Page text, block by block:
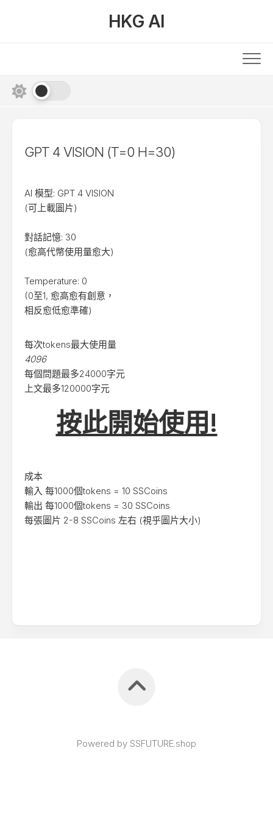
HKG AI
GPT 4 VISION (T=0 H=30)
AI 模型: GPT 4 VISION
(可上載圖片)
對話記憶: 30
(愈高代幣使用量愈大)
Temperature: 0
(0至1, 愈高愈有創意，
相反愈低愈準確)
每次tokens最大使用量
4096
每個問題最多24000字元
上文最多120000字元
按此開始使用!
成本
輸入 每1000個tokens = 10 SSCoins
輸出 每1000個tokens = 30 SSCoins
每張圖片 2-8 SSCoins 左右 (視乎圖片大小)
Powered by SSFUTURE.shop